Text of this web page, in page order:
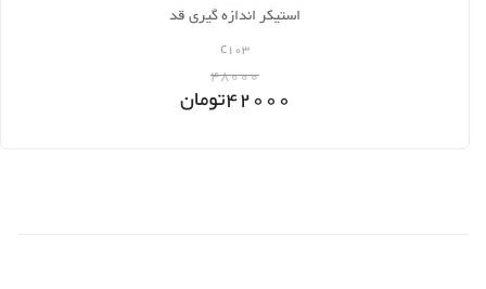
استیکر اندازه گیری قد
c103
48000
42000تومان